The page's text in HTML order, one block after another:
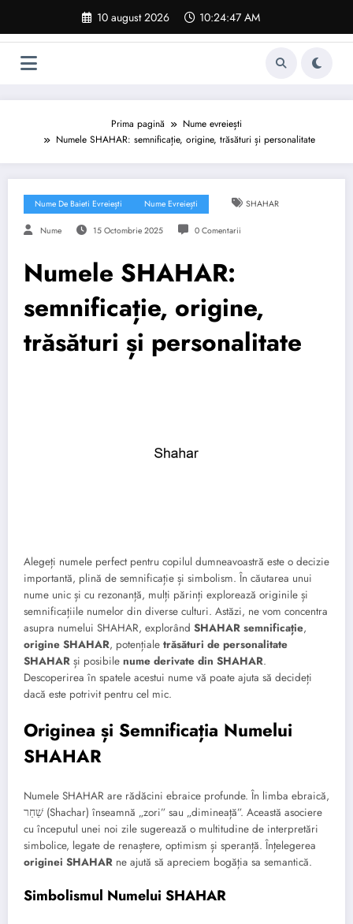
conținut
10 august 2026 10:24:48 AM
Prima pagină
Nume evreiești
Numele SHAHAR: semnificație, origine, trăsături și personalitate
Nume De Baieti Evreiești Nume Evreiești SHAHAR
Nume 15 Octombrie 2025 0 Comentarii
Numele SHAHAR:
semnificație, origine,
trăsături și personalitate
Alegeți numele perfect pentru copilul dumneavoastră este o decizie
importantă, plină de semnificație și simbolism. În căutarea unui
nume unic și cu rezonanță, mulți părinți explorează originile și
semnificațiile numelor din diverse culturi. Astăzi, ne vom concentra
asupra numelui SHAHAR, explorând SHAHAR semnificație,
origine SHAHAR, potențiale trăsături de personalitate
SHAHAR și posibile nume derivate din SHAHAR.
Descoperirea în spatele acestui nume vă poate ajuta să decideți
dacă este potrivit pentru cel mic.
Originea și Semnificația Numelui
SHAHAR
Numele SHAHAR are rădăcini ebraice profunde. În limba ebraică,
שַׁחַר (Shachar) înseamnă „zori” sau „dimineață”. Această asociere
cu începutul unei noi zile sugerează o multitudine de interpretări
simbolice, legate de renaștere, optimism și speranță. Înțelegerea
originei SHAHAR ne ajută să apreciem bogăția sa semantică.
Simbolismul Numelui SHAHAR